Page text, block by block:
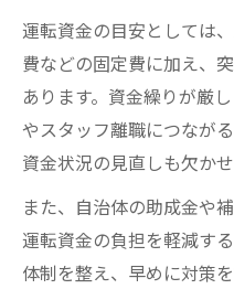
運転資金の目安としては
費などの固定費に加え、
あります。資金繰りが厳
やスタッフ離職につなが
資金状況の見直しも欠かせ
また、自治体の助成金や
運転資金の負担を軽減す
体制を整え、早めに対策